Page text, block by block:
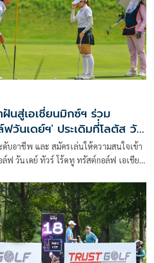
นสู่เอเชี่ยนมิกซ์ฯ ร่วม
วันเดย์ฯ' ประเดิมที่่โลตัส วัล
บอาชีพ และ สมัครเล่นให้ความสนใจเข้า
ฟ วันเดย์ ทัวร์ โร้ดทู ทรัสต์กอล์ฟ เอเชียน
ที่ โลตัส วัลเลย์
ารละ 3 แสนบาท
บอาชีพ และแชมป์สมัครเล่นเข้าเล่น
มิกซ์ ไทยแลนด์ ซีรี่ส์ 2025 ที่เปิดโอกาสให้
ด้ปะทะฝีมือเล่นในสนามเดียวกัน ชิงเงิน
รางวัลรวมรายการละ 5 ล้านบาท